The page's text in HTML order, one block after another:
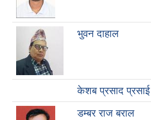
भुवन दाहाल
केशब प्रसाद प्रसाई
डम्बर राज बराल